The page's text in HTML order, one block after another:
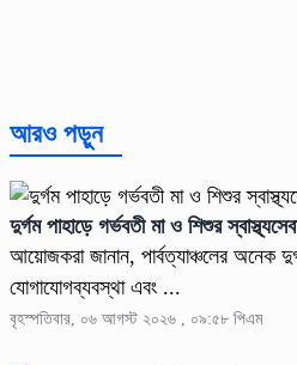
আরও পড়ুন
দুর্গম পাহাড়ে গর্ভবতী মা ও শিশুর
আয়োজকরা জানান, পার্বত্যাঞ্চলের অনেক
যোগাযোগব্যবস্থা এবং ...
বৃহস্পতিবার, ০৬ আগস্ট ২০২৬ , ০৯:৫৮ পিএম